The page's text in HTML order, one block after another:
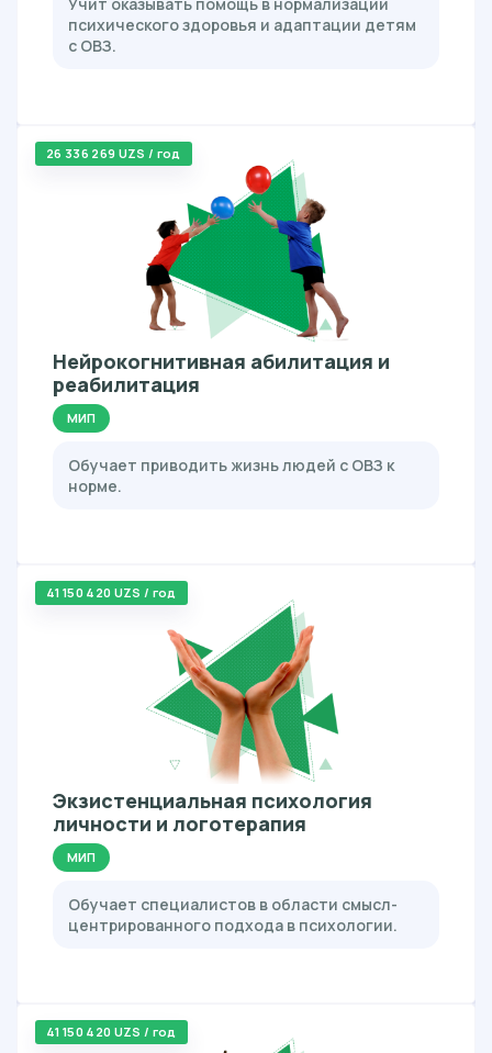
психического здоровья и адаптации детям
с ОВЗ.
26 336 269 UZS / год
Нейрокогнитивная абилитация и
реабилитация
МИП
Обучает приводить жизнь людей с ОВЗ к
норме.
41 150 420 UZS / год
Экзистенциальная психология
личности и логотерапия
МИП
Обучает специалистов в области смысл-
центрированного подхода в психологии.
41 150 420 UZS / год